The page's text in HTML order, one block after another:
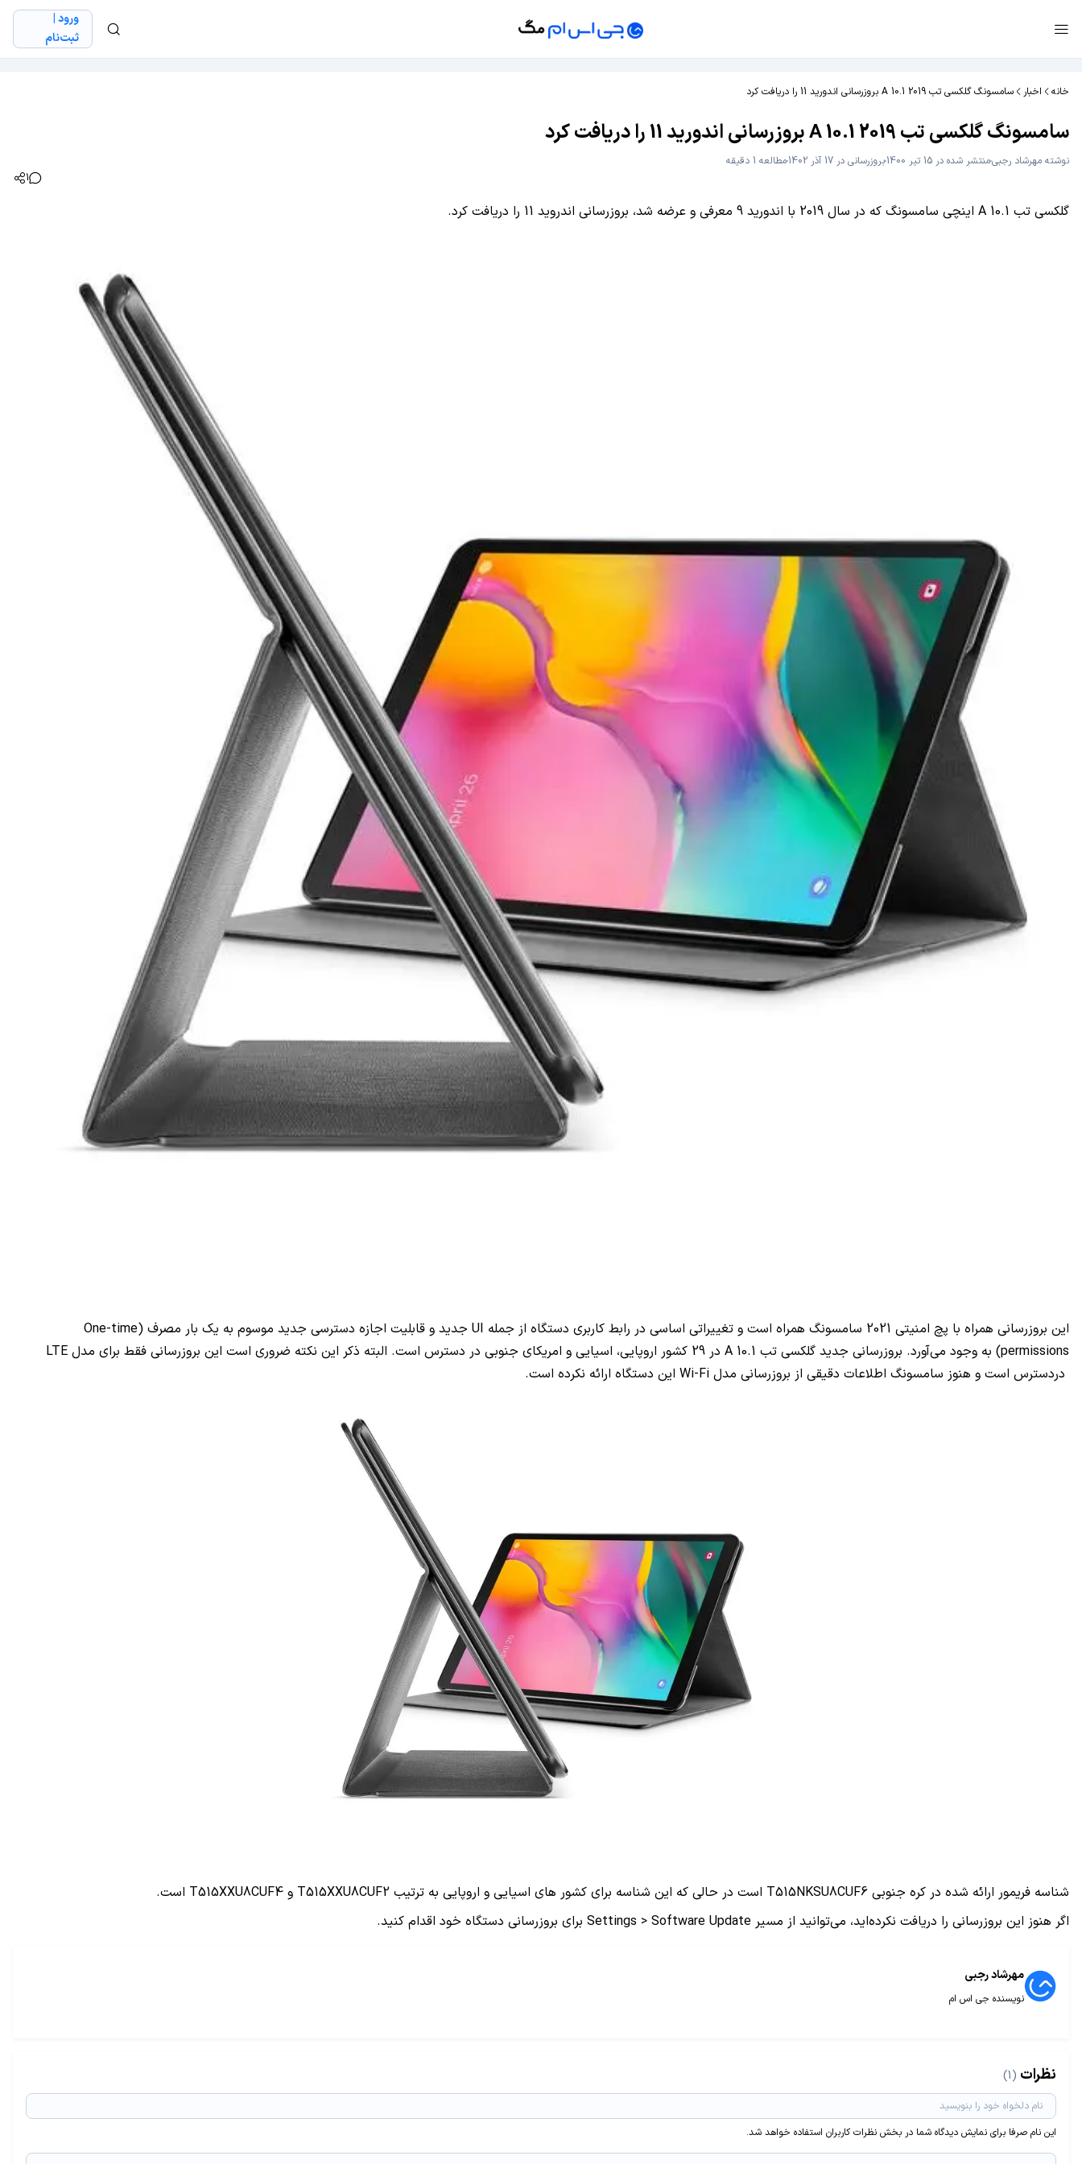
ورود |
ثبت‌نام
خانه اخبار سامسونگ گلکسی تب A 10.1 2019 بروزرسانی اندورید 11 را دریافت کرد
سامسونگ گلکسی تب A 10.1 2019 بروزرسانی اندورید 11 را دریافت کرد
نوشته مهرشاد رجبیمنتشر شده در 15 تیر 1400 بروزرسانی در 17 آذر 1402
مطالعه 1 دقیقه
1
گلکسی تب A 10.1 اینچی سامسونگ که در سال 2019 با اندورید 9 معرفی و عرضه شد، بروزرسانی اندروید 11 را دریافت کرد.
این بروزرسانی همراه با پچ امنیتی 2021 سامسونگ همراه است و تغییراتی اساسی در رابط کاربری دستگاه از جمله UI جدید و قابلیت اجازه دسترسی جدید موسوم به یک بار مصرف (One-time
permissions) به وجود می‌آورد. بروزرسانی جدید گلکسی تب A 10.1 در 29 کشور اروپایی، اسیایی و امریکای جنوبی در دسترس است. البته ذکر این نکته ضروری است این بروزرسانی فقط برای مدل
LTE
دردسترس است و هنوز سامسونگ اطلاعات دقیقی از بروزرسانی مدل Wi-Fi این دستگاه ارائه نکرده است.
شناسه فریمور ارائه شده در کره جنوبی T515NKSU8CUF6 است در حالی که این شناسه برای کشور های اسیایی و اروپایی به ترتیب T515XXU8CUF2 و T515XXU8CUF4 است.
اگر هنوز این بروزرسانی را دریافت نکرده‌اید، می‌توانید از مسیر Settings > Software Update برای بروزرسانی دستگاه خود اقدام کنید.
مهرشاد رجبی
نویسنده جی اس ام
نظرات (1)
این نام صرفا برای نمایش دیدگاه شما در بخش نظرات کاربران استفاده خواهد شد.